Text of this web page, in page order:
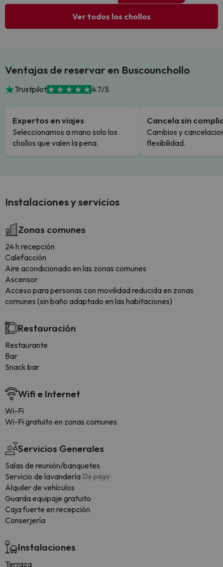
Ver todos los chollos
Ventajas de reservar en Buscounchollo
Trustpilot 4.7/5
Expertos en viajes
Seleccionamos a mano solo los
chollos que valen la pena.
Cancela sin
Cambios y
flexibilidad.
Instalaciones y servicios
Zonas comunes
24 h recepción
Calefacción
Aire acondicionado en las zonas comunes
Ascensor
Acceso para personas con movilidad reducida en zonas
comunes (sin baño adaptado en las habitaciones)
Restauración
Restaurante
Bar
Snack bar
Wifi e Internet
Wi-Fi
Wi-Fi gratuito en zonas comunes
Servicios Generales
Salas de reunión/banquetes
Servicio de lavandería De pago
Alquiler de vehículos
Guarda equipaje gratuito
Caja fuerte en recepción
Conserjería
Instalaciones
Terraza